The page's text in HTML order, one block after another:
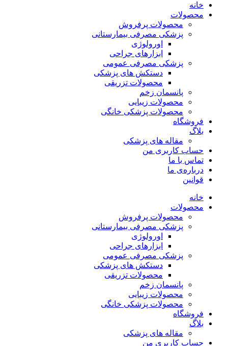
خانه
محصولات
محصولات پرفروش
پزشکی مصرفی بیمارستانی
اورولوژی
ابزارهای جراحی
پزشکی مصرفی عمومی
دستکش های پزشکی
محصولات تزریقی
پانسمان زخم
محصولات زیبایی
محصولات پزشکی خانگی
فروشگاه
بلاگ
مقاله های پزشکی
حساب کاربری من
تماس با ما
درباره‌ی ما
قوانین
خانه
محصولات
محصولات پرفروش
پزشکی مصرفی بیمارستانی
اورولوژی
ابزارهای جراحی
پزشکی مصرفی عمومی
دستکش های پزشکی
محصولات تزریقی
پانسمان زخم
محصولات زیبایی
محصولات پزشکی خانگی
فروشگاه
بلاگ
مقاله های پزشکی
حساب کاربری من